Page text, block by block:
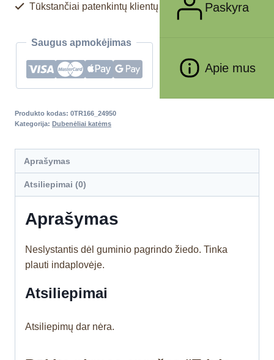
Paskyra
Apie mus
Tūkstančiai patenkintų klientų
Saugus apmokėjimas
Produkto kodas: 0TR166_24950
Kategorija: Dubenėliai katėms
Aprašymas
Atsiliepimai (0)
Aprašymas
Neslystantis dėl guminio pagrindo žiedo. Tinka
plauti indaplovėje.
Atsiliepimai
Atsiliepimų dar nėra.